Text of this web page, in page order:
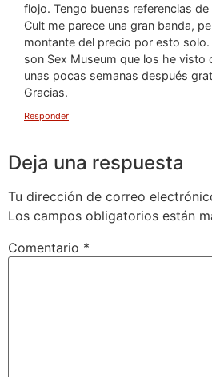
flojo. Tengo buenas referencias
Cult me parece una gran banda,
montante del precio por esto
son Sex Museum que los he visto
unas pocas semanas después
Gracias.
Responder
Deja una respuesta
Tu dirección de correo
Los campos obligatorios están
Comentario *